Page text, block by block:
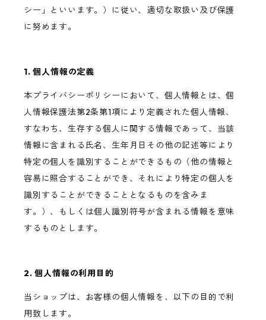
シー」といいます。）に従い、適切な取扱い及び保護
に努めます。
1. 個人情報の定義
本プライバシーポリシーにおいて、個人情報とは、個
人情報保護法第2条第1項により定義された個人情報、
すなわち、生存する個人に関する情報であって、当該
情報に含まれる氏名、生年月日その他の記述等により
特定の個人を識別することができるもの（他の情報と
容易に照合することができ、それにより特定の個人を
識別することができることとなるものを含みま
す。）、もしくは個人識別符号が含まれる情報を意味
するものとします。
2. 個人情報の利用目的
当ショップは、お客様の個人情報を、以下の目的で利
用致します。